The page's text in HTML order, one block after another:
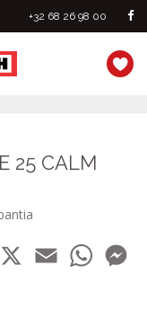
+32 68 26 98 00
25 CALM
Facebook
Email